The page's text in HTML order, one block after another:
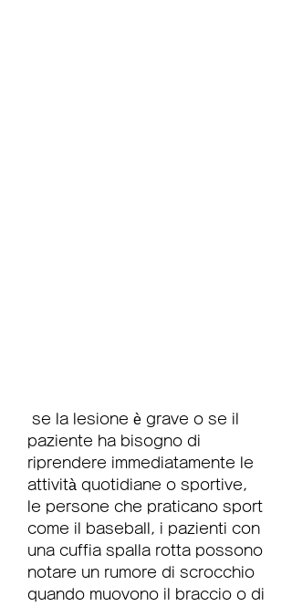
paziente ha bisogno di
riprendere immediatamente le
attività quotidiane o sportive,
le persone che praticano sport
come il baseball, i pazienti con
una cuffia spalla rotta possono
notare un rumore di scrocchio
quando muovono il braccio o di